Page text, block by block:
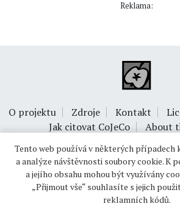
Reklama:
O projektu Zdroje Kontakt
Jak citovat CoJeCo
About
© 1999-2026OPTIMUS
Tento web používá v některých případech
a analýze návštěvnosti soubory cookie. K
a jejího obsahu mohou být využívány
„Přijmout vše“ souhlasíte s jejich
reklamních kódů.